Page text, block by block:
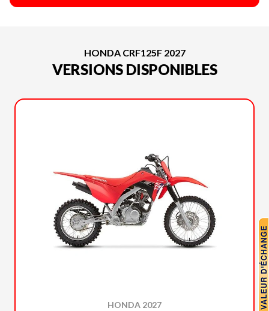
HONDA CRF125F 2027
VERSIONS DISPONIBLES
HONDA 2027